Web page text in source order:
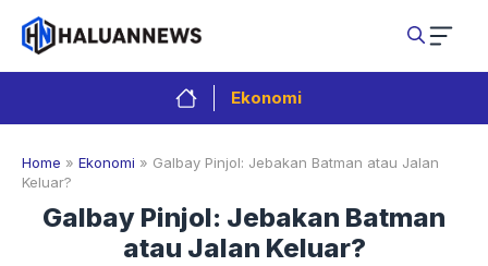
Langsung
isi
Ekonomi
Home » Ekonomi » Galbay Pinjol: Jebakan Batman atau Jalan
Keluar?
Galbay Pinjol: Jebakan Batman
atau Jalan Keluar?